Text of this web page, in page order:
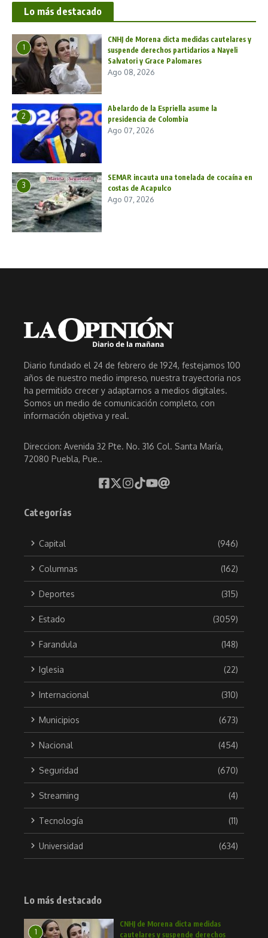
Lo más destacado
1
CNHJ de Morena dicta medidas cautelares y
suspende derechos partidarios a Nayeli
Salvatori y Grace Palomares
Ago 08, 2026
2
Abelardo de la Espriella asume la
presidencia de Colombia
Ago 07, 2026
3
SEMAR incauta una tonelada de cocaína en
costas de Acapulco
Ago 07, 2026
Diario fundado el 24 de febrero de 1924, festejamos 100
años de nuestro medio impreso, nuestra trayectoria nos
ha permitido crecer y adaptarnos a medios digitales.
Somos un medio de comunicación completo, con
información objetiva y real.
Direccion: Avenida 32 Pte. No. 316 Col. Santa María,
72080 Puebla, Pue..
Categorías
Capital (946)
Columnas (162)
Deportes (315)
Estado (3059)
Farandula (148)
Iglesia (22)
Internacional (310)
Municipios (673)
Nacional (454)
Seguridad (670)
Streaming (4)
Tecnología (11)
Universidad (634)
Lo más destacado
1
CNHJ de Morena dicta medidas
cautelares y suspende derechos